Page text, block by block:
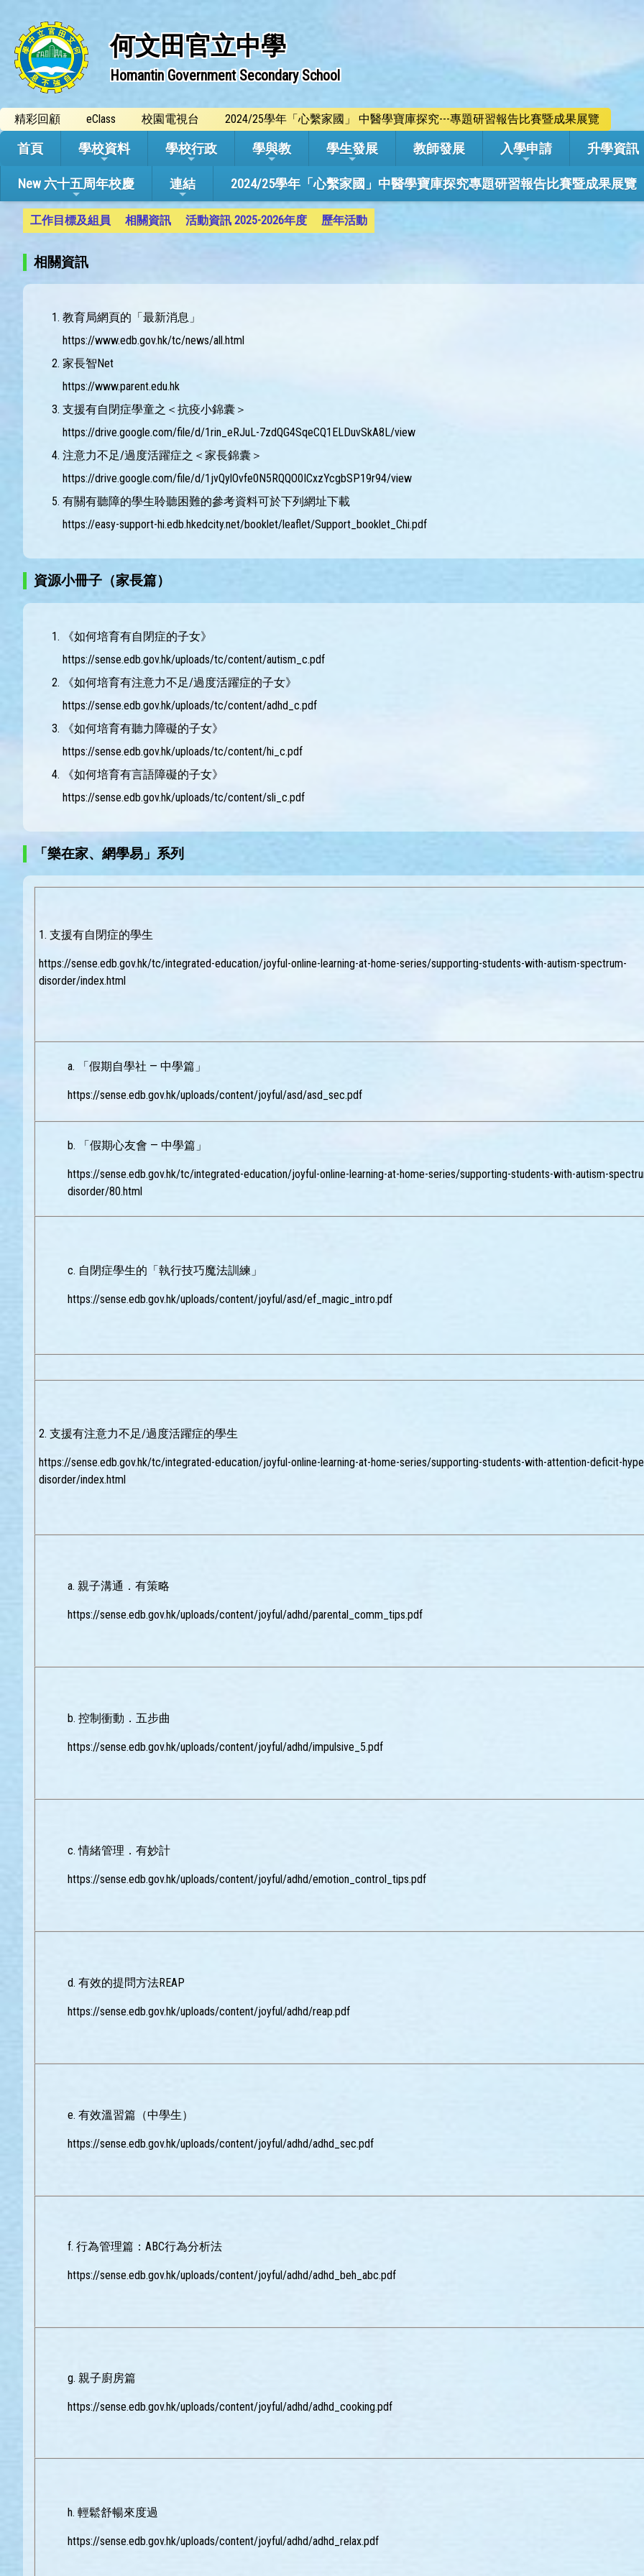
何文田官立中學
Homantin Government Secondary School
精彩回顧 eClass 校園電視台 2024/25學年「心繫家國」 中醫學寶庫探究---專題研習報告比賽暨成果展覽
首頁 學校資料 學校行政 學與教 學生發展 教師發展 入學申請 升學資訊
New 六十五周年校慶 連結 2024/25學年「心繫家國」中醫學寶庫探究專題研習報告比賽暨成果展覽
工作目標及組員 相關資訊 活動資訊 2025-2026年度 歷年活動
相關資訊
教育局網頁的「最新消息」
https://www.edb.gov.hk/tc/news/all.html
家長智Net
https://www.parent.edu.hk
支援有自閉症學童之＜抗疫小錦囊＞
https://drive.google.com/file/d/1rin_eRJuL-7zdQG4SqeCQ1ELDuvSkA8L/view
注意力不足/過度活躍症之＜家長錦囊＞
https://drive.google.com/file/d/1jvQylOvfe0N5RQQO0ICxzYcgbSP19r94/view
有關有聽障的學生聆聽困難的參考資料可於下列網址下載
https://easy-support-hi.edb.hkedcity.net/booklet/leaflet/Support_booklet_Chi.pdf
資源小冊子（家長篇）
《如何培育有自閉症的子女》
https://sense.edb.gov.hk/uploads/tc/content/autism_c.pdf
《如何培育有注意力不足/過度活躍症的子女》
https://sense.edb.gov.hk/uploads/tc/content/adhd_c.pdf
《如何培育有聽力障礙的子女》
https://sense.edb.gov.hk/uploads/tc/content/hi_c.pdf
《如何培育有言語障礙的子女》
https://sense.edb.gov.hk/uploads/tc/content/sli_c.pdf
「樂在家、網學易」系列
1. 支援有自閉症的學生
https://sense.edb.gov.hk/tc/integrated-education/joyful-online-learning-at-home-series/supporting-students-with-autism-spectrum-
disorder/index.html
a. 「假期自學社 — 中學篇」
https://sense.edb.gov.hk/uploads/content/joyful/asd/asd_sec.pdf
b. 「假期心友會 — 中學篇」
https://sense.edb.gov.hk/tc/integrated-education/joyful-online-learning-at-home-series/supporting-students-with-autism-
disorder/80.html
c. 自閉症學生的「執行技巧魔法訓練」
https://sense.edb.gov.hk/uploads/content/joyful/asd/ef_magic_intro.pdf
2. 支援有注意力不足/過度活躍症的學生
https://sense.edb.gov.hk/tc/integrated-education/joyful-online-learning-at-home-series/supporting-students-with-attention-deficit-
disorder/index.html
a. 親子溝通．有策略
https://sense.edb.gov.hk/uploads/content/joyful/adhd/parental_comm_tips.pdf
b. 控制衝動．五步曲
https://sense.edb.gov.hk/uploads/content/joyful/adhd/impulsive_5.pdf
c. 情緒管理．有妙計
https://sense.edb.gov.hk/uploads/content/joyful/adhd/emotion_control_tips.pdf
d. 有效的提問方法REAP
https://sense.edb.gov.hk/uploads/content/joyful/adhd/reap.pdf
e. 有效溫習篇（中學生）
https://sense.edb.gov.hk/uploads/content/joyful/adhd/adhd_sec.pdf
f. 行為管理篇：ABC行為分析法
https://sense.edb.gov.hk/uploads/content/joyful/adhd/adhd_beh_abc.pdf
g. 親子廚房篇
https://sense.edb.gov.hk/uploads/content/joyful/adhd/adhd_cooking.pdf
h. 輕鬆舒暢來度過
https://sense.edb.gov.hk/uploads/content/joyful/adhd/adhd_relax.pdf